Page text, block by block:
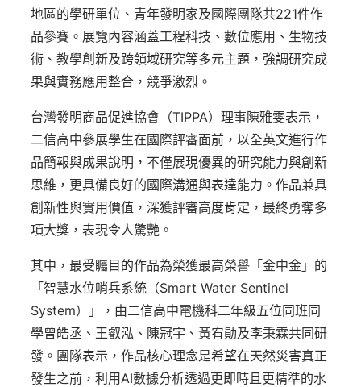
地區的學研單位、青年發明家及國際團隊共221件作
品參賽。展覽內容涵蓋工程科技、數位應用、生物技
術、教學創新及跨領域研究等多元主題，強調研究成
果與實務應用整合，競爭激烈。
台灣發明商品促進協會（TIPPA）理事陳雅雯表示，
二信高中參展學生在國際評審面前，以全英文進行作
品簡報與成果說明，不僅展現優異的研究能力與創新
思維，更具備良好的國際溝通與表達能力。作品兼具
創新性與實用價值，深獲評審高度肯定，最終勇奪多
項大獎，表現令人驚艷。
其中，最受矚目的作品為榮獲最高榮譽「金中金」的
「智慧水位哨兵系統（Smart Water Sentinel
System）」，由二信高中電機科二年級五位同班同
學曾皓丞、王叡泓、陳冠宇、黃宥勛及李秉霖共同研
發。團隊表示，作品核心理念是希望在天然災害真正
發生之前，利用AI數據分析透過更即時且更精準的水